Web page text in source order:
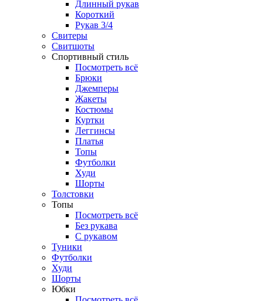
Длинный рукав
Короткий
Рукав 3/4
Свитеры
Свитшоты
Спортивный стиль
Посмотреть всё
Брюки
Джемперы
Жакеты
Костюмы
Куртки
Леггинсы
Платья
Топы
Футболки
Худи
Шорты
Толстовки
Топы
Посмотреть всё
Без рукава
С рукавом
Туники
Футболки
Худи
Шорты
Юбки